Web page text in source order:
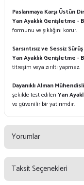
Paslanmaya Karşı Üstün
Yan Ayaklık Genişletme -
formunu ve şıklığını korur.
Sarsıntısız ve Sessiz
Yan Ayaklık Genişletme -
titreşim veya zırıltı yapmaz.
Dayanıklı Alman
şekilde test edilen Yan
ve güvenilir bir yatırımdır.
Yorumlar
Taksit Seçenekleri